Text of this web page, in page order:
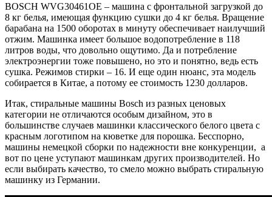
BOSCH WVG30461OE – машина с фронтальной загрузкой до
8 кг белья, имеющая функцию сушки до 4 кг белья. Вращение
барабана на 1500 оборотах в минуту обеспечивает наилучший
отжим. Машинка имеет большое водопотребление в 118
литров воды, что довольно ощутимо. Да и потребление
электроэнергии тоже повышено, но это и понятно, ведь есть
сушка. Режимов стирки – 16. И еще один нюанс, эта модель
собирается в Китае, а потому ее стоимость 1230 долларов.
Итак, стиральные машины Bosch из разных ценовых
категории не отличаются особым дизайном, это в
большинстве случаев машинки классического белого цвета с
красным логотипом на кюветке для порошка. Бесспорно,
машины немецкой сборки по надежности вне конкуренции, а
вот по цене уступают машинкам других производителей. Но
если выбирать качество, то смело можно выбрать стиральную
машинку из Германии.